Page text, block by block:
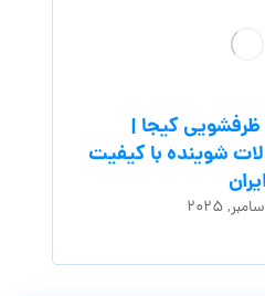
ظرفشویی کیجا |
شوینده با کیفیت
ایران